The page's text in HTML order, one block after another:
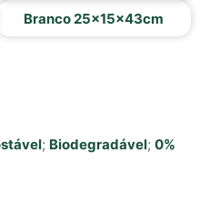
Branco 25x15x43cm
; Biodegradável; 0%